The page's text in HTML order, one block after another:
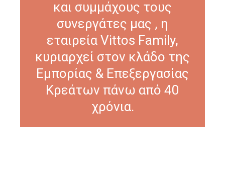
και συμμάχους τους
συνεργάτες μας , η
εταιρεία Vittos Family,
κυριαρχεί στον κλάδο της
Εμπορίας & Επεξεργασίας
Κρεάτων πάνω από 40
χρόνια.